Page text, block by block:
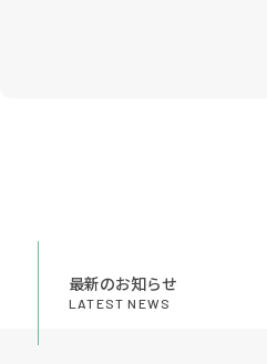
最新のお知らせ
LATEST NEWS